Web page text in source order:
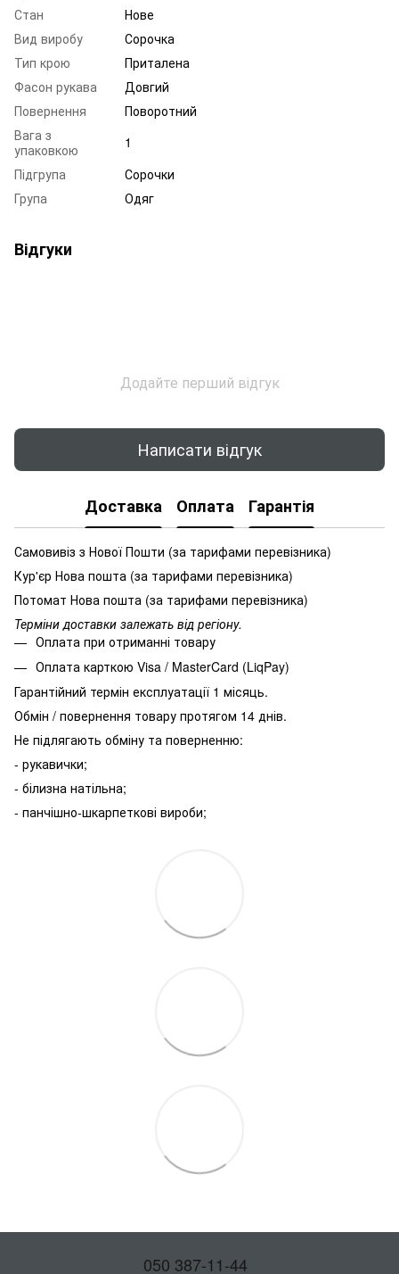
Стан
Нове
Вид виробу
Сорочка
Тип крою
Приталена
Фасон рукава
Довгий
Повернення
Поворотний
Вага з
упаковкою
1
Підгрупа
Сорочки
Група
Одяг
Відгуки
Додайте перший відгук
Написати відгук
Доставка Оплата Гарантія
Самовивіз з Нової Пошти (за тарифами перевізника)
Кур'єр Нова пошта (за тарифами перевізника)
Потомат Нова пошта (за тарифами перевізника)
Терміни доставки залежать від регіону.
Оплата при отриманні товару
Оплата карткою Visa / MasterCard (LiqPay)
Гарантійний термін експлуатації 1 місяць.
Обмін / повернення товару протягом 14 днів.
Не підлягають обміну та поверненню:
- рукавички;
- білизна натільна;
- панчішно-шкарпеткові вироби;
050 387-11-44